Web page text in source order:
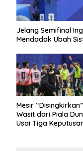
Jelang Semifinal
Mendadak Ubah
Mesir “Disingkirkan”
Wasit dari Piala
Usai Tiga